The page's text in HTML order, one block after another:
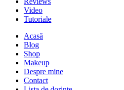
Video
Tutoriale
Acasă
Blog
Shop
Makeup
Despre mine
Contact